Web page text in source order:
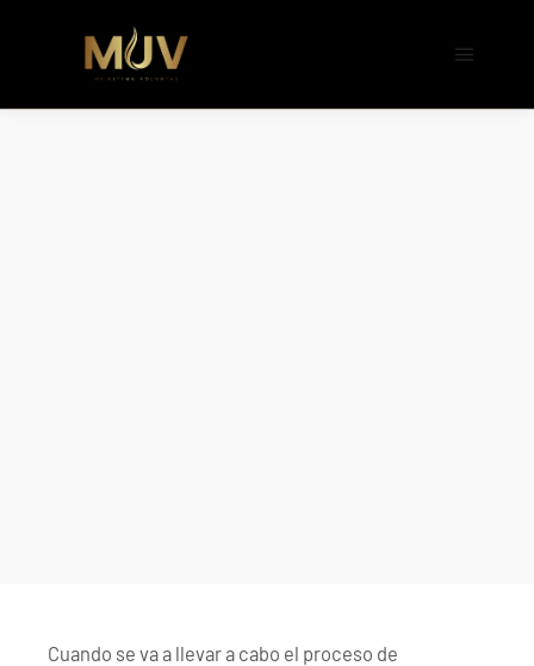
��������p�SVT�(w��
��x�;�-
撆R��x�ZMz�7v��IW���/d��ٞ�Тז�c�ZM~�ji�� ߒ��sQz�����Ԡ��DW��3�De�n"��M�+/
Cuando se va a llevar a cabo el proceso de